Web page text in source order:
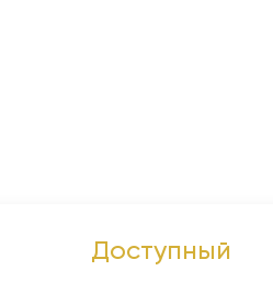
Доступный